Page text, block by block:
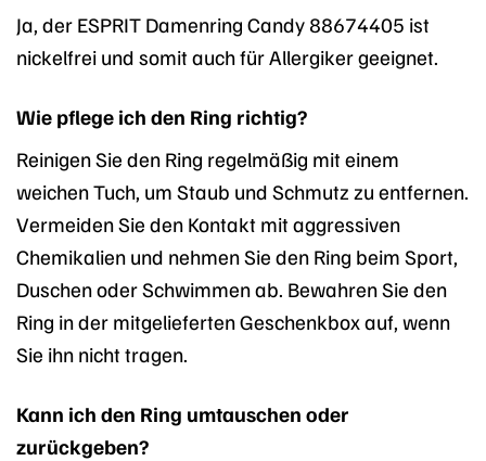
Ja, der ESPRIT Damenring Candy 88674405 ist
nickelfrei und somit auch für Allergiker geeignet.
Wie pflege ich den Ring richtig?
Reinigen Sie den Ring regelmäßig mit einem
weichen Tuch, um Staub und Schmutz zu entfernen.
Vermeiden Sie den Kontakt mit aggressiven
Chemikalien und nehmen Sie den Ring beim Sport,
Duschen oder Schwimmen ab. Bewahren Sie den
Ring in der mitgelieferten Geschenkbox auf, wenn
Sie ihn nicht tragen.
Kann ich den Ring umtauschen oder
zurückgeben?